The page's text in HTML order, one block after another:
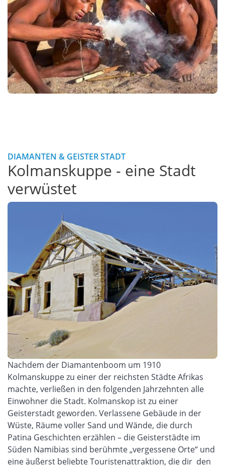
DIAMANTEN & GEISTER STADT
Kolmanskuppe - eine Stadt
verwüstet
Nachdem der Diamantenboom um 1910
Kolmanskuppe zu einer der reichsten Städte Afrikas
machte, verließen in den folgenden Jahrzehnten alle
Einwohner die Stadt. Kolmanskop ist zu einer
Geisterstadt geworden. Verlassene Gebäude in der
Wüste, Räume voller Sand und Wände, die durch
Patina Geschichten erzählen – die Geisterstädte im
Süden Namibias sind berühmte „vergessene Orte“ und
eine äußerst beliebte Touristenattraktion, die dir den